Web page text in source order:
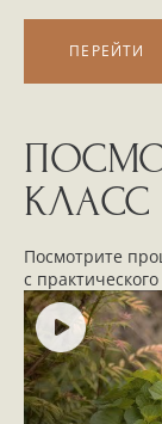
ПЕРЕЙТИ
КЛАСС
Посмотрите
с